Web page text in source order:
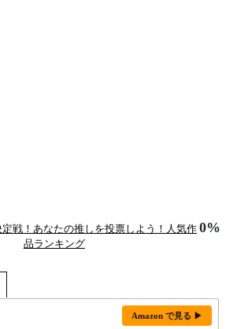
戦！あなたの推しを投票しよう！人気作
品ランキング
0%
Amazon で見る ▶